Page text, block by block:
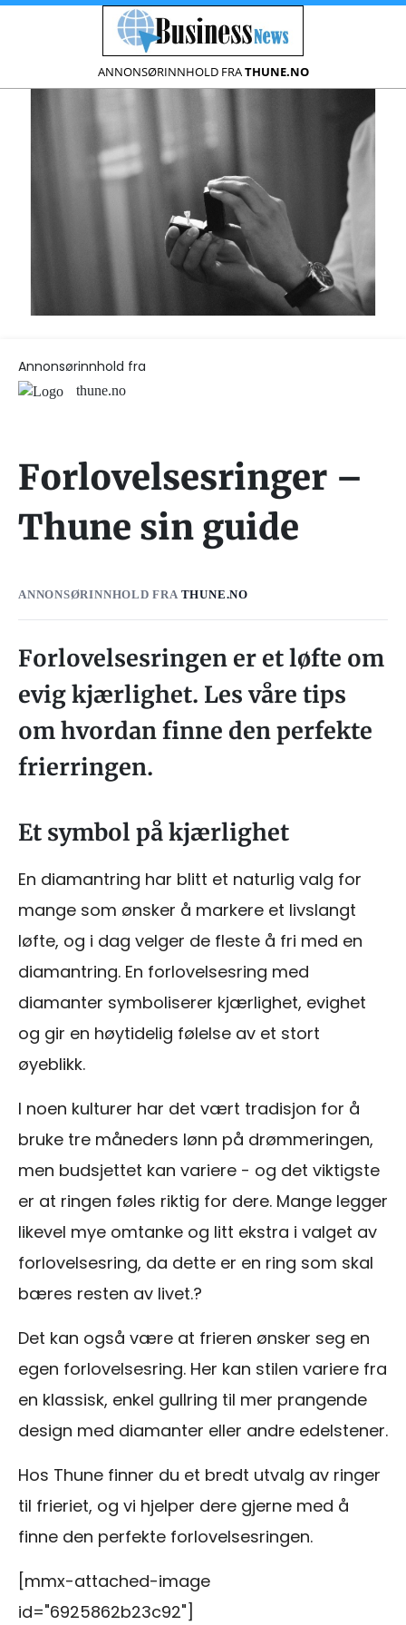
ANNONSØRINNHOLD FRATHUNE.NO
Annonsørinnhold fra
thune.no
Forlovelsesringer –
Thune sin guide
ANNONSØRINNHOLD FRA THUNE.NO
Forlovelsesringen er et løfte om
evig kjærlighet. Les våre tips
om hvordan finne den perfekte
frierringen.
Et symbol på kjærlighet
En diamantring har blitt et naturlig valg for
mange som ønsker å markere et livslangt
løfte, og i dag velger de fleste å fri med en
diamantring. En forlovelsesring med
diamanter symboliserer kjærlighet, evighet
og gir en høytidelig følelse av et stort
øyeblikk.
I noen kulturer har det vært tradisjon for å
bruke tre måneders lønn på drømmeringen,
men budsjettet kan variere - og det viktigste
er at ringen føles riktig for dere. Mange legger
likevel mye omtanke og litt ekstra i valget av
forlovelsesring, da dette er en ring som skal
bæres resten av livet.?
Det kan også være at frieren ønsker seg en
egen forlovelsesring. Her kan stilen variere fra
en klassisk, enkel gullring til mer prangende
design med diamanter eller andre edelstener.
Hos Thune finner du et bredt utvalg av ringer
til frieriet, og vi hjelper dere gjerne med å
finne den perfekte forlovelsesringen.
[mmx-attached-image
id="6925862b23c92"]